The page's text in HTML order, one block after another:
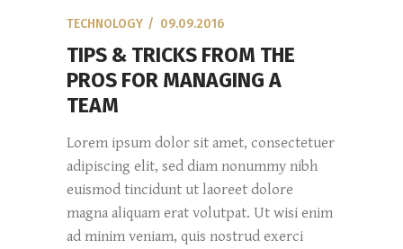
TECHNOLOGY 09.09.2016
TIPS & TRICKS FROM THE
PROS FOR MANAGING A
TEAM
Lorem ipsum dolor sit amet, consectetuer
adipiscing elit, sed diam nonummy nibh
euismod tincidunt ut laoreet dolore
magna aliquam erat volutpat. Ut wisi enim
ad minim veniam, quis nostrud exerci